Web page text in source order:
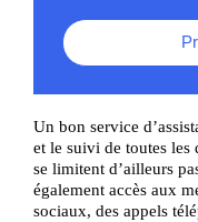
Un bon service
et le suivi de toutes les
se limitent d’ailleurs
également accès aux
sociaux, des appels